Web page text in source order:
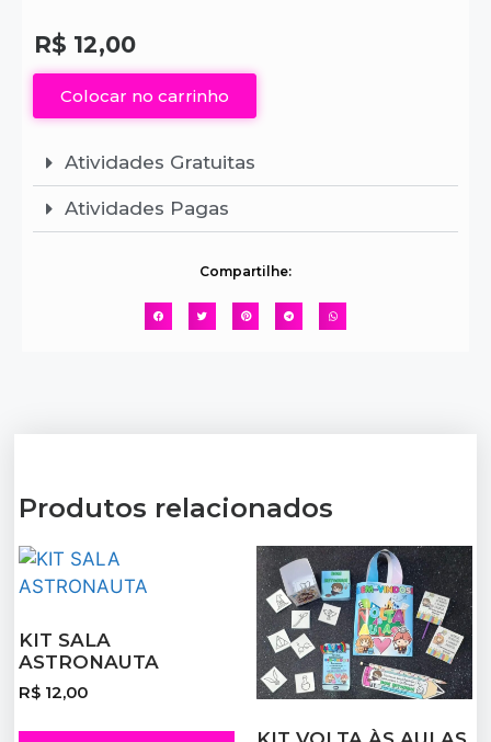
R$ 12,00
Colocar no carrinho
Atividades Gratuitas
Atividades Pagas
Compartilhe:
Produtos relacionados
KIT SALA
ASTRONAUTA
R$ 12,00